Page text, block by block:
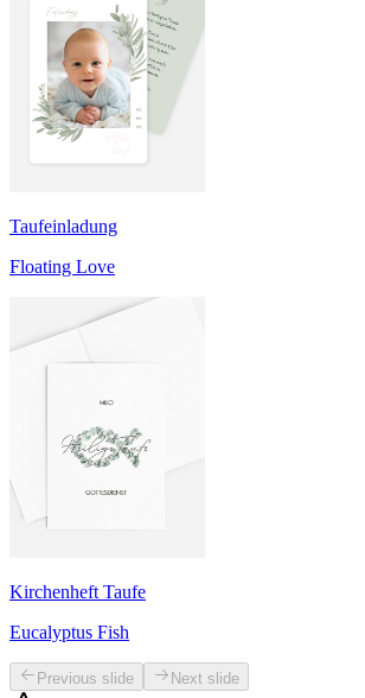
Taufeinladung
Floating Love
Kirchenheft Taufe
Eucalyptus Fish
Previous slide Next slide